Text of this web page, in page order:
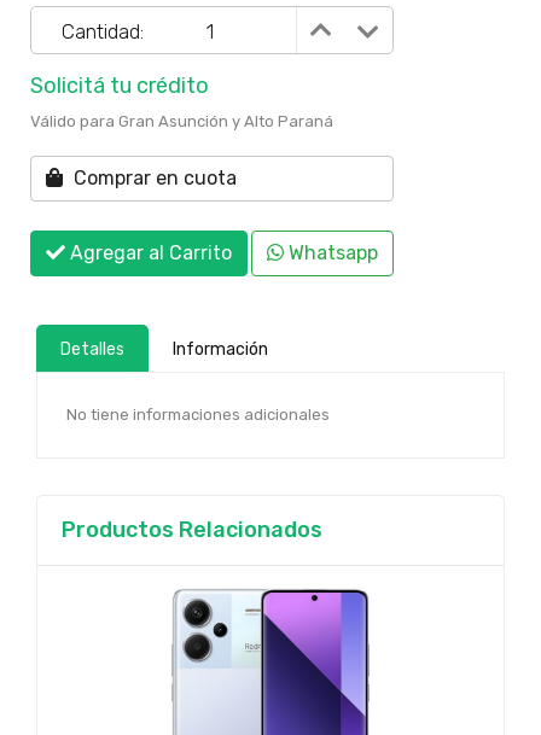
Cantidad:
Solicitá tu crédito
Válido para Gran Asunción y Alto Paraná
Comprar en cuota
Agregar al Carrito Whatsapp
Detalles Información
No tiene informaciones adicionales
Productos Relacionados